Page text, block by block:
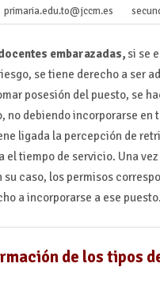
primaria.edu.to@jccm.es
embarazadas, si se
se tiene derecho a ser
posesión del puesto, se
no debiendo incorporarse en
ligada la percepción de
el tiempo de servicio. Una
su caso, los permisos
a incorporarse a ese puesto.
de los tipos